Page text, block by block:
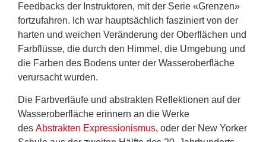
Feedbacks der Instruktoren, mit der Serie «Grenzen»
fortzufahren. Ich war hauptsächlich fasziniert von der
harten und weichen Veränderung der Oberflächen und
Farbflüsse, die durch den Himmel, die Umgebung und
die Farben des Bodens unter der Wasseroberfläche
verursacht wurden.
Die Farbverläufe und abstrakten Reflektionen auf der
Wasseroberfläche erinnern an die Werke
des Abstrakten Expressionismus, oder der New Yorker